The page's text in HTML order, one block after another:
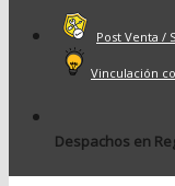
Post Venta /
Vinculación
Despachos en